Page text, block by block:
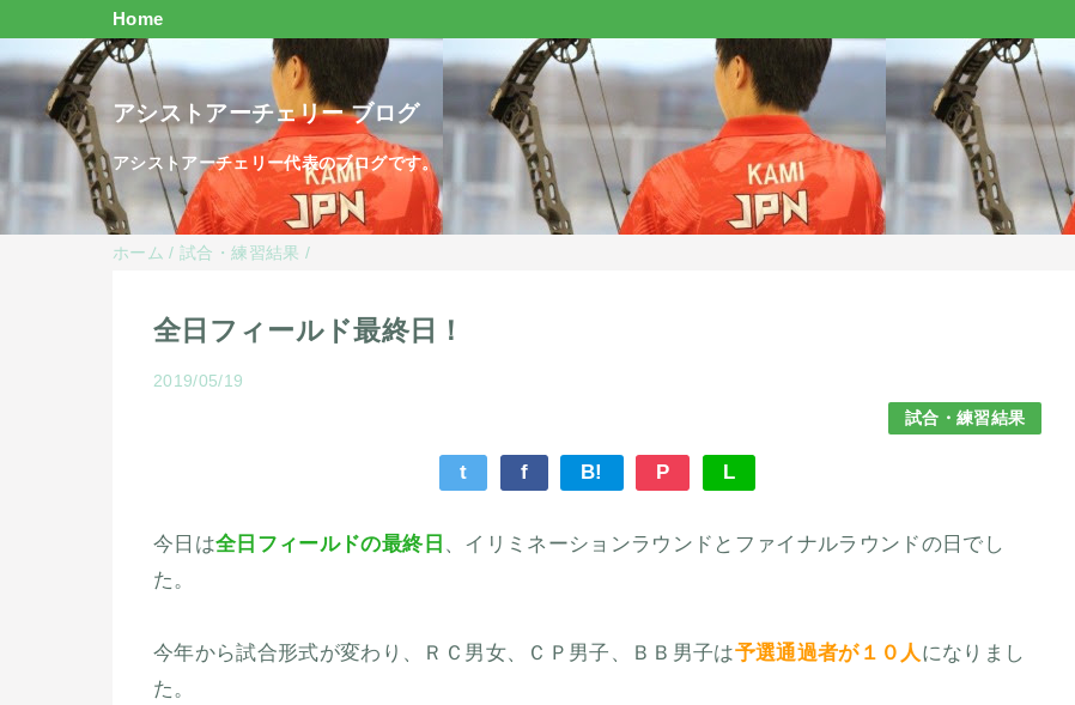
Home
アシストアーチェリー ブログ
アシストアーチェリー代表のブログです。
ホーム /試合・練習結果 /
全日フィールド最終日！
2019/05/19
試合・練習結果
t f B! P L
今日は全日フィールドの最終日 、イリミネーションラウンドとファイナルラウンドの日でし
た。
今年から試合形式が変わり、ＲＣ男女、ＣＰ男子、ＢＢ男子は予選通過者が１０人 になりまし
た。